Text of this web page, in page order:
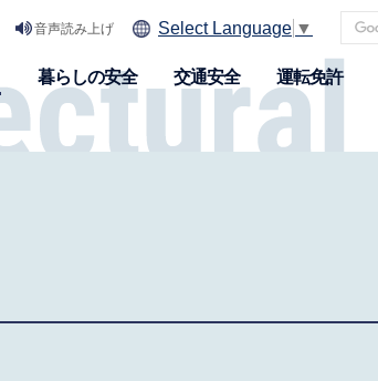
音声読み上げ Select Language ▼
暮らしの安全 交通安全 運転免許